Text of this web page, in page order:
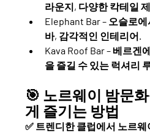
라운지, 다양한 칵테일
Elephant Bar – 오슬로에
바, 감각적인 인테리어.
Kava Roof Bar – 베르겐
을 즐길 수 있는 럭셔리
🎯 노르웨이 밤문
게 즐기는 방법
✅ 트렌디한 클럽에서 노르